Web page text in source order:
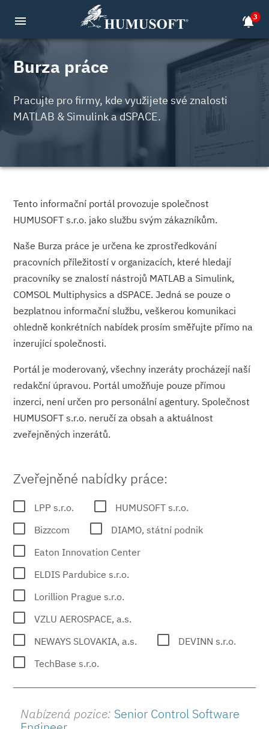
menu notifications_active3
Burza práce
Pracujte pro firmy, kde využijete své znalosti
MATLAB & Simulink a dSPACE.
Tento informační portál provozuje společnost
HUMUSOFT s.r.o. jako službu svým zákazníkům.
Naše Burza práce je určena ke zprostředkování
pracovních příležitostí v organizacích, které hledají
pracovníky se znalostí nástrojů MATLAB a Simulink,
COMSOL Multiphysics a dSPACE. Jedná se pouze o
bezplatnou informační službu, veškerou komunikaci
ohledně konkrétních nabídek prosím směřujte přímo na
inzerující společnosti.
Portál je moderovaný, všechny inzeráty procházejí naší
redakční úpravou. Portál umožňuje pouze přímou
inzerci, není určen pro personální agentury. Společnost
HUMUSOFT s.r.o. neručí za obsah a aktuálnost
zveřejněných inzerátů.
Zveřejněné nabídky práce:
LPP s.r.o.
HUMUSOFT s.r.o.
Bizzcom
DIAMO, státní podnik
Eaton Innovation Center
ELDIS Pardubice s.r.o.
Lorillion Prague s.r.o.
VZLU AEROSPACE, a.s.
NEWAYS SLOVAKIA, a.s.
DEVINN s.r.o.
TechBase s.r.o.
Nabízená pozice: Senior Control Software